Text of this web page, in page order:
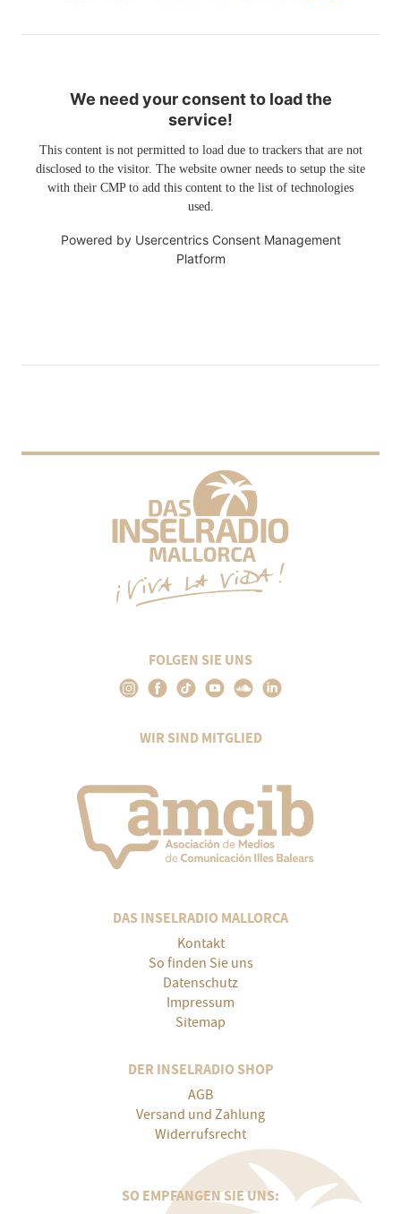
We need your consent to load the
service!
This content is not permitted to load due to trackers that are not
disclosed to the visitor. The website owner needs to setup the site
with their CMP to add this content to the list of technologies
used.
Powered by Usercentrics Consent Management
Platform
FOLGEN SIE UNS
WIR SIND MITGLIED
DAS INSELRADIO MALLORCA
Kontakt
So finden Sie uns
Datenschutz
Impressum
Sitemap
DER INSELRADIO SHOP
AGB
Versand und Zahlung
Widerrufsrecht
SO EMPFANGEN SIE UNS: